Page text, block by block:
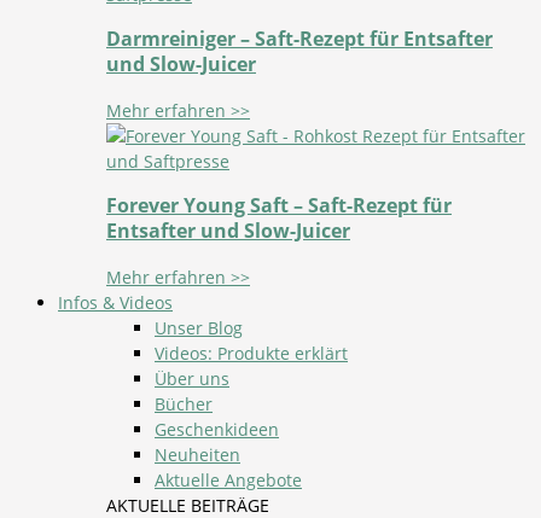
Darmreiniger – Saft-Rezept für Entsafter
und Slow-Juicer
Mehr erfahren >>
Forever Young Saft – Saft-Rezept für
Entsafter und Slow-Juicer
Mehr erfahren >>
Infos & Videos
Unser Blog
Videos: Produkte erklärt
Über uns
Bücher
Geschenkideen
Neuheiten
Aktuelle Angebote
AKTUELLE BEITRÄGE